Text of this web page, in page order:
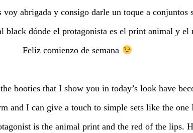
abrigada y consigo darle un toque a conjuntos
black dónde el protagonista es el print animal y el
Feliz comienzo de semana
booties that I show you in today’s look have
and I can give a touch to simple sets like the one
is the animal print and the red of the lips.